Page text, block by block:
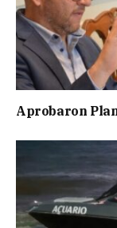
Aprobaron